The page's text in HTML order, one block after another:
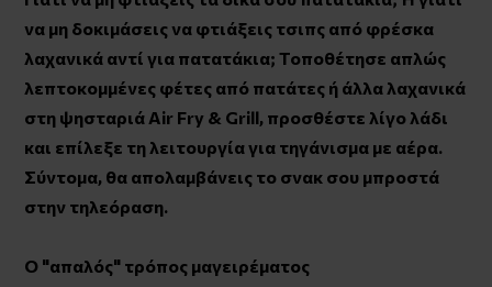
να μη δοκιμάσεις να φτιάξεις τσιπς από φρέσκα
λαχανικά αντί για πατατάκια; Τοποθέτησε απλώς
λεπτοκομμένες φέτες από πατάτες ή άλλα λαχανικά
στη ψησταριά Air Fry & Grill, προσθέστε λίγο λάδι
και επίλεξε τη λειτουργία για τηγάνισμα με αέρα.
Σύντομα, θα απολαμβάνεις το σνακ σου μπροστά
στην τηλεόραση.
Ο "απαλός" τρόπος μαγειρέματος